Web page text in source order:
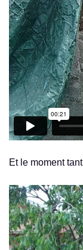
Et le moment